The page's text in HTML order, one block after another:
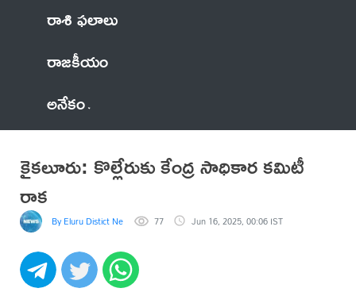
రాశి ఫలాలు
రాజకీయం
అనేకం
కైకలూరు: కొల్లేరుకు కేంద్ర సాధికార కమిటీ
రాక
By Eluru Distict News 77 Jun 16, 2025, 00:06 IST